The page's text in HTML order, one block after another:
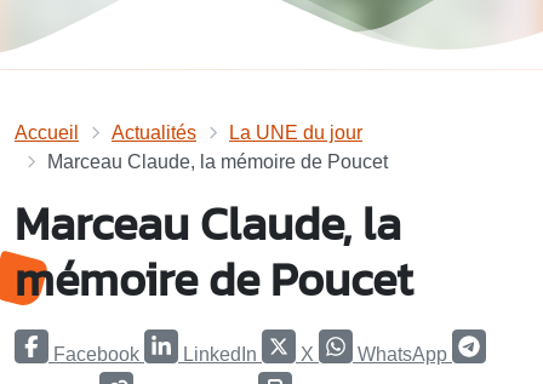
Accueil Actualités
La UNE du jour
Marceau Claude, la mémoire de Poucet
Marceau Claude, la
mémoire de Poucet
Facebook LinkedIn X WhatsApp